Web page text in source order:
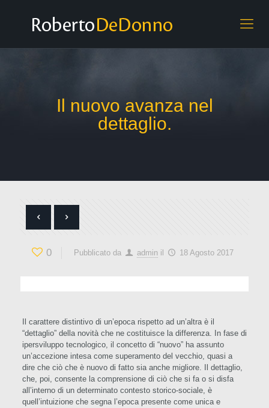
Il nuovo avanza nel
dettaglio.
0 Pubblicato da admin il 18 Agosto 2017
Il carattere distintivo di un’epoca rispetto ad un’altra è il
“dettaglio” della novità che ne costituisce la differenza. In fase di
ipersviluppo tecnologico, il concetto di “nuovo” ha assunto
un’accezione intesa come superamento del vecchio, quasi a
dire che ciò che è nuovo di fatto sia anche migliore. Il dettaglio,
che, poi, consente la comprensione di ciò che si fa o si disfa
all’interno di un determinato contesto storico-sociale, è
quell’intuizione che segna l’epoca presente come unica e